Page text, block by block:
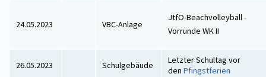
24.05.2023 VBC-Anlage
JtfO-Beachvolleyball -
Vorrunde WK II
26.05.2023 Schulgebäude
Letzter Schultag vor
den Pfingstferien